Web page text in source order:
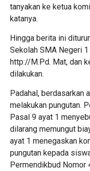
tanyakan ke ketua
katanya.
Hingga berita ini
Sekolah SMA Negeri
http://M.Pd. Mat, dan
dilakukan.
Padahal, berdasarkan
melakukan pungutan.
Pasal 9 ayat 1
dilarang memungut
ayat 1 menegaskan
pungutan kepada
Permendikbud Nomor